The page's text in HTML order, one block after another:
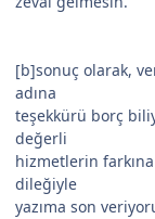
[b]sonuç olarak,
adına
teşekkürü borç
değerli
hizmetlerin
dileğiyle
yazıma son